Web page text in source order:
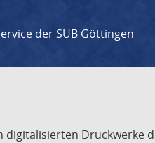
der SUB Göttingen
Druckwerke